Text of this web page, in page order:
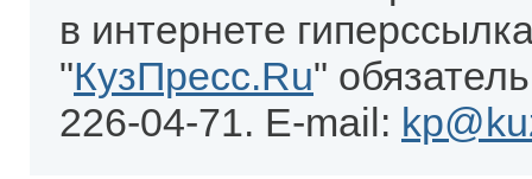
в интернете
"КузПресс.Ru"
226-04-71. E-mail: